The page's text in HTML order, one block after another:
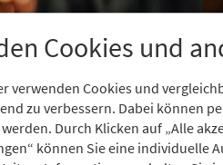
Cookies und
verwenden Cookies und
zu verbessern. Dabei können
Durch Klicken auf „Alle
können Sie eine individuelle